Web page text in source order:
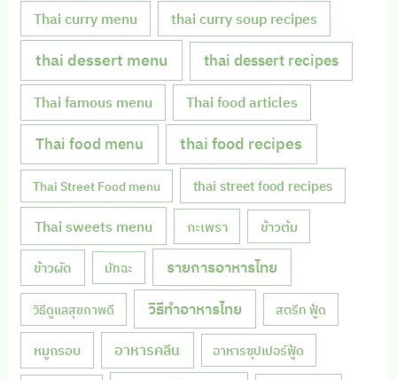
Thai curry menu thai curry soup recipes
thai dessert menu thai dessert recipes
Thai famous menu Thai food articles
Thai food menu thai food recipes
Thai Street Food menu thai street food recipes
Thai sweets menu กะเพรา ข้าวต้ม
ข้าวผัด มัทฉะ รายการอาหารไทย
วิธีดูแลสุขภาพดี วิธีทำอาหารไทย สตรีท ฟู้ด
หมูกรอบ อาหารคลีน อาหารซุปเปอร์ฟู้ด